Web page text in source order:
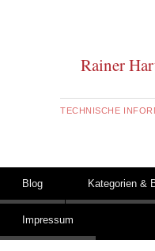
Rainer
TECHNISCHE
Hauptmenü
Zum Inhalt springen
Blog Kategorien &
Impressum